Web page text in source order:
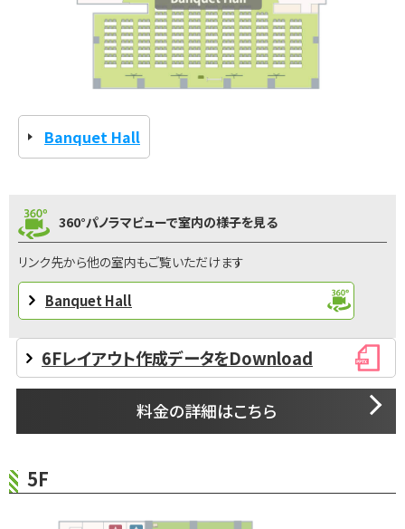
Banquet Hall
360°パノラマビューで室内の様子を見る
リンク先から他の室内もご覧いただけます
Banquet Hall
6Fレイアウト作成データをDownload
料金の詳細はこちら
5F